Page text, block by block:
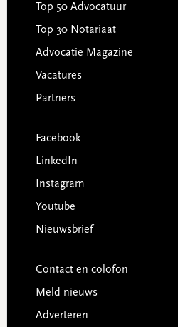
Top 50 Advocatuur
Top 30 Notariaat
Advocatie Magazine
Vacatures
Partners
Facebook
LinkedIn
Instagram
Youtube
Nieuwsbrief
Contact en colofon
Meld nieuws
Adverteren